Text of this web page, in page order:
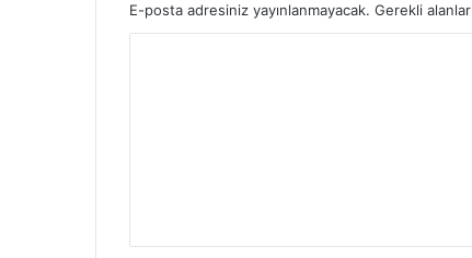
E-posta adresiniz yayınlanmayacak. Gerekli alanlar